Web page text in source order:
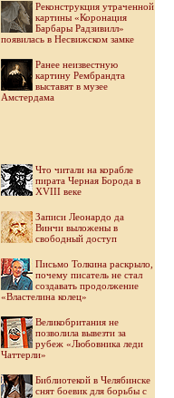
Реконструкция утраченной
картины «Коронация
Барбары Радзивилл»
появилась в Несвижском замке
Ранее неизвестную
картину Рембрандта
выставят в музее
Амстердама
Что читали на корабле
пирата Черная Борода в
XVIII веке
Записи Леонардо да
Винчи выложены в
свободный доступ
Письмо Толкина раскрыло,
почему писатель не стал
создавать продолжение
«Властелина колец»
Великобритания не
позволила вывезти за
рубеж «Любовника леди
Чаттерли»
Библиотекой в Челябинске
снят боевик для борьбы с